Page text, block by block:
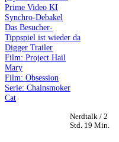
Prime Video KI
Synchro-Debakel
Das Besucher-
Tippspiel ist wieder da
Digger Trailer
Film: Project Hail
Mary
Film: Obsession
Serie: Chainsmoker
Cat
Nerdtalk / 2
Std. 19 Min.